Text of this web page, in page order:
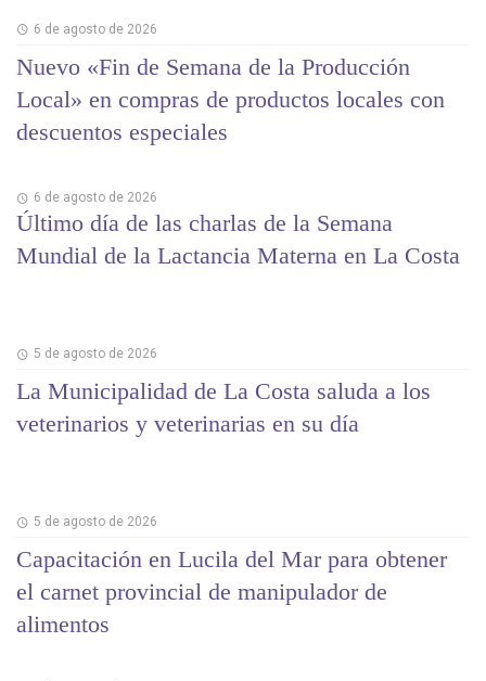
6 de agosto de 2026
Nuevo «Fin de Semana de la Producción
Local» en compras de productos locales con
descuentos especiales
6 de agosto de 2026
Último día de las charlas de la Semana
Mundial de la Lactancia Materna en La Costa
5 de agosto de 2026
La Municipalidad de La Costa saluda a los
veterinarios y veterinarias en su día
5 de agosto de 2026
Capacitación en Lucila del Mar para obtener
el carnet provincial de manipulador de
alimentos